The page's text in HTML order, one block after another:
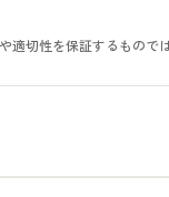
切性を保証するもので